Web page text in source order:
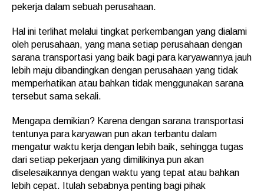
pekerja dalam sebuah perusahaan.
Hal ini terlihat melalui tingkat perkembangan yang dialami
oleh perusahaan, yang mana setiap perusahaan dengan
sarana transportasi yang baik bagi para karyawannya jauh
lebih maju dibandingkan dengan perusahaan yang tidak
memperhatikan atau bahkan tidak menggunakan sarana
tersebut sama sekali.
Mengapa demikian? Karena dengan sarana transportasi
tentunya para karyawan pun akan terbantu dalam
mengatur waktu kerja dengan lebih baik, sehingga tugas
dari setiap pekerjaan yang dimilikinya pun akan
diselesaikannya dengan waktu yang tepat atau bahkan
lebih cepat. Itulah sebabnya penting bagi pihak